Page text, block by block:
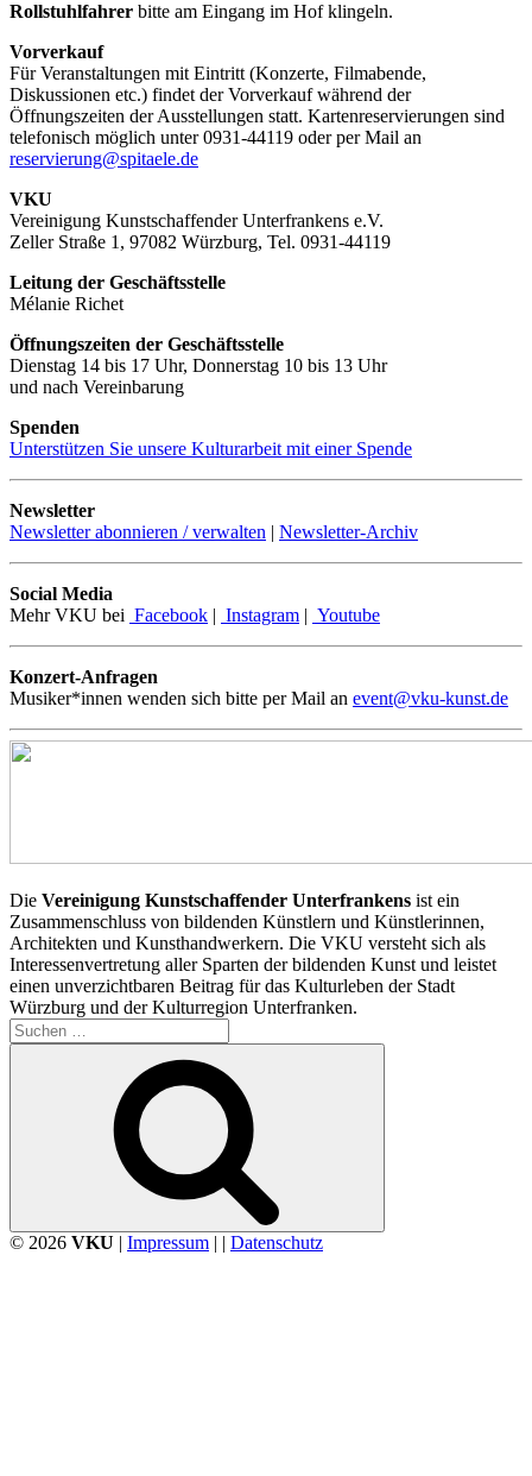
Rollstuhlfahrer bitte am Eingang im Hof klingeln.
Vorverkauf
Für Veranstaltungen mit Eintritt (Konzerte, Filmabende,
Diskussionen etc.) findet der Vorverkauf während der
Öffnungszeiten der Ausstellungen statt. Kartenreservierungen sind
telefonisch möglich unter 0931-44119 oder per Mail an
reservierung@spitaele.de
VKU
Vereinigung Kunstschaffender Unterfrankens e.V.
Zeller Straße 1, 97082 Würzburg, Tel. 0931-44119
Leitung der Geschäftsstelle
Mélanie Richet
Öffnungszeiten der Geschäftsstelle
Dienstag 14 bis 17 Uhr, Donnerstag 10 bis 13 Uhr
und nach Vereinbarung
Spenden
Unterstützen Sie unsere Kulturarbeit mit einer Spende
Newsletter
Newsletter abonnieren / verwalten
Newsletter-Archiv
Social Media
Mehr VKU bei Facebook Instagram Youtube
Konzert-Anfragen
Musiker*innen wenden sich bitte per Mail an event@vku-kunst.de
Die Vereinigung Kunstschaffender Unterfrankens ist ein
Zusammenschluss von bildenden Künstlern und Künstlerinnen,
Architekten und Kunsthandwerkern. Die VKU versteht sich als
Interessenvertretung aller Sparten der bildenden Kunst und leistet
einen unverzichtbaren Beitrag für das Kulturleben der Stadt
Würzburg und der Kulturregion Unterfranken.
Suchen
nach:
© 2026 VKU Impressum Datenschutz